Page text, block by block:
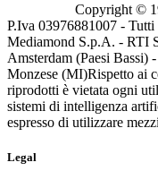
Copyright ©
P.Iva 03976881007 -
Mediamond S.p.A. - RTI
Amsterdam (Paesi
Monzese (MI)Rispetto ai
riprodotti è vietata ogni
sistemi di intelligenza
espresso di utilizzare
Legal